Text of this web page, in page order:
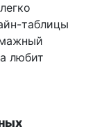
таблицы
любит